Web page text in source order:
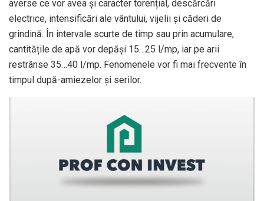
averse ce vor avea și caracter torențial, descărcări
electrice, intensificări ale vântului, vijelii și căderi de
grindină. În intervale scurte de timp sau prin acumulare,
cantitățile de apă vor depăși 15…25 l/mp, iar pe arii
restrânse 35…40 l/mp. Fenomenele vor fi mai frecvente în
timpul după-amiezelor și serilor.